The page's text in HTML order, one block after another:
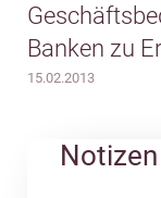
Banken zu
15.02.2013